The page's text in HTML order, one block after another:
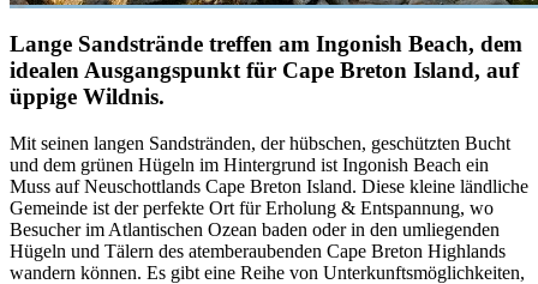
Lange Sandstrände treffen am Ingonish Beach, dem
idealen Ausgangspunkt für Cape Breton Island, auf
üppige Wildnis.
Mit seinen langen Sandstränden, der hübschen, geschützten Bucht
und dem grünen Hügeln im Hintergrund ist Ingonish Beach ein
Muss auf Neuschottlands Cape Breton Island. Diese kleine ländliche
Gemeinde ist der perfekte Ort für Erholung & Entspannung, wo
Besucher im Atlantischen Ozean baden oder in den umliegenden
Hügeln und Tälern des atemberaubenden Cape Breton Highlands
wandern können. Es gibt eine Reihe von Unterkunftsmöglichkeiten,